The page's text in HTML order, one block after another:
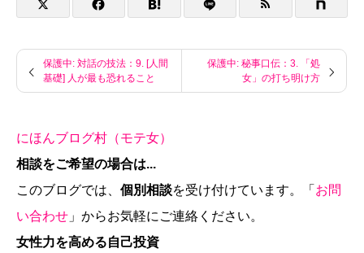
保護中: 対話の技法：9. [人間
基礎] 人が最も恐れること
保護中: 秘事口伝：3. 「処
女」の打ち明け方
にほんブログ村（モテ女）
相談をご希望の場合は...
このブログでは、 個別相談を受け付けています。「 お問
い合わせ 」からお気軽にご連絡ください。
女性力を高める自己投資